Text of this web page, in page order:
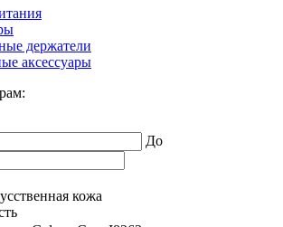
держатели
аксессуары
До
кожа